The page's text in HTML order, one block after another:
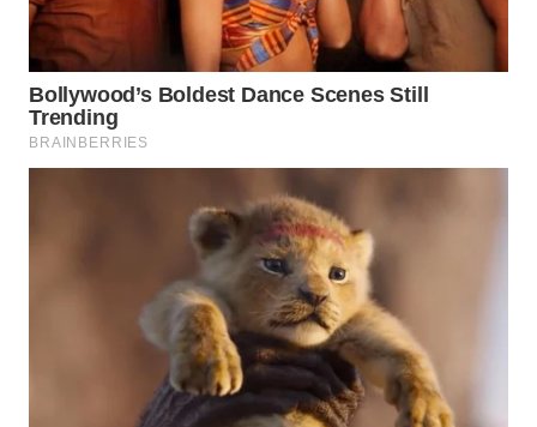
Wahana
Group
WAHANA
NEWS
INFRASTRUKTUR